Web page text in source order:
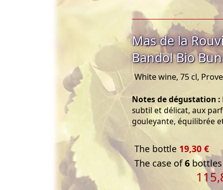
Mas de la
Bandol Bio
White wine, 75 cl,
Notes de dégustation :
subtil et délicat, aux
gouleyante, équilibrée
The bottle 19,30 €
The case of6